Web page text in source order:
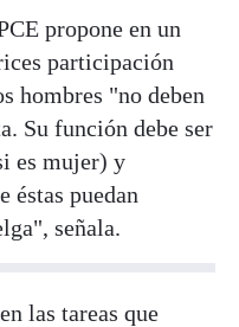
propone en un
participación
hombres "no deben
Su función debe ser
es mujer) y
éstas puedan
señala.
las tareas que